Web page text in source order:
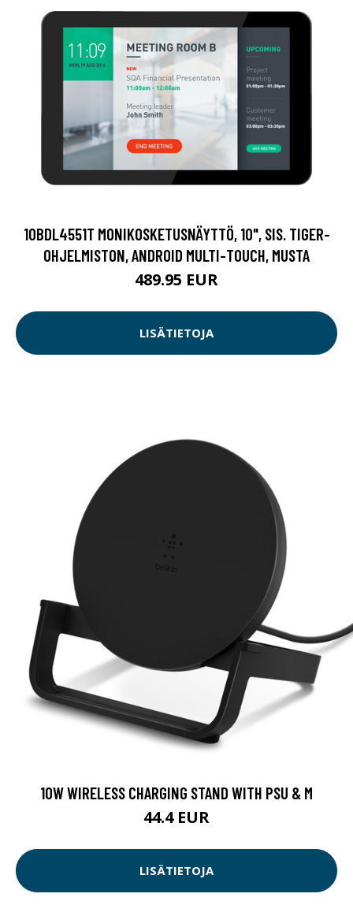
10BDL4551T MONIKOSKETUSNÄYTTÖ, 10", SIS. TIGER-
OHJELMISTON, ANDROID MULTI-TOUCH, MUSTA
489.95 EUR
LISÄTIETOJA
10W WIRELESS CHARGING STAND WITH PSU & M
44.4 EUR
LISÄTIETOJA